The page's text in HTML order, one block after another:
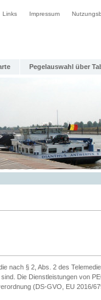
Links Impressum
Pegelauswahl über
nach § 2, Abs. 2 des
Die Dienstleistungen von
(DS-GVO, EU 2016/